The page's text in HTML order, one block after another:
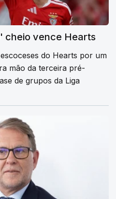
cheio vence Hearts
do Hearts por um
mão da terceira pré-
de grupos da Liga